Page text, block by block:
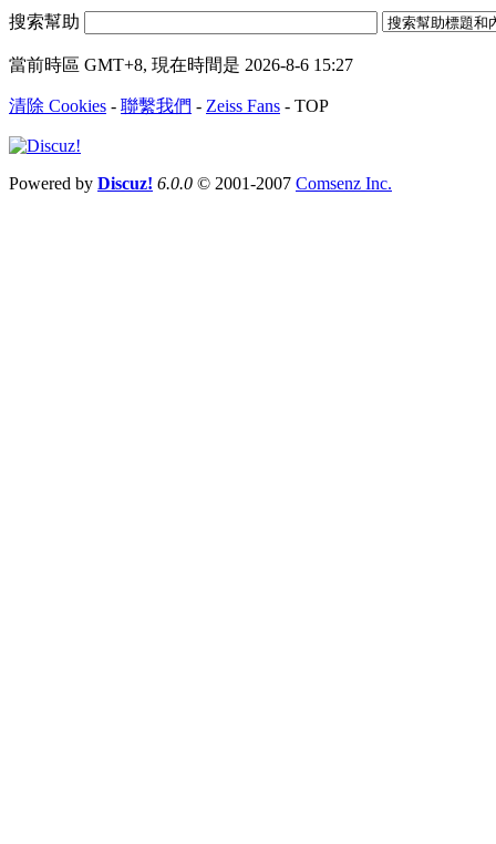
搜索幫助
當前時區 GMT+8, 現在時間是 2026-8-6 15:27
清除 Cookies - 聯繫我們 - Zeiss Fans - TOP
Powered by Discuz! 6.0.0 © 2001-2007 Comsenz Inc.